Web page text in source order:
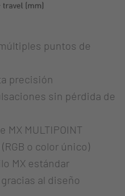
puntos de
precisión
sin pérdida de
MULTIPOINT
o color único)
MX estándar
al diseño